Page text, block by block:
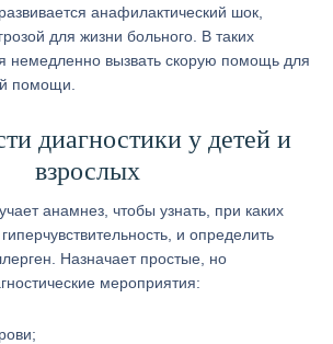
анафилактический шок,
для жизни больного. В таких
немедленно вызвать скорую помощь для
помощи.
диагностики у детей и
взрослых
анамнез, чтобы узнать, при каких
и определить
Назначает простые, но
мероприятия: